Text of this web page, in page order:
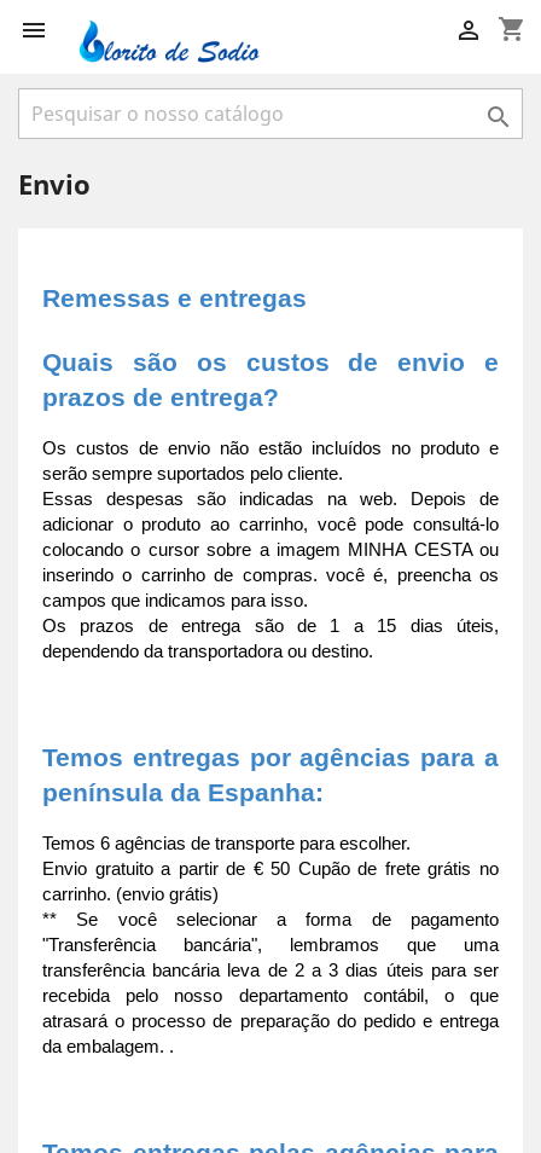
 shopping_cart


Envio
Remessas e entregas
Quais são os custos de envio e
prazos de entrega?
Os custos de envio não estão incluídos no produto e
serão sempre suportados pelo cliente.
Essas despesas são indicadas na web. Depois de
adicionar o produto ao carrinho, você pode consultá-lo
colocando o cursor sobre a imagem MINHA CESTA ou
inserindo o carrinho de compras. você é, preencha os
campos que indicamos para isso.
Os prazos de entrega são de 1 a 15 dias úteis,
dependendo da transportadora ou destino.
Temos entregas por agências para a
península da Espanha:
Temos 6 agências de transporte para escolher.
Envio gratuito a partir de € 50 Cupão de frete grátis no
carrinho. (envio grátis)
** Se você selecionar a forma de pagamento
"Transferência bancária", lembramos que uma
transferência bancária leva de 2 a 3 dias úteis para ser
recebida pelo nosso departamento contábil, o que
atrasará o processo de preparação do pedido e entrega
da embalagem. .